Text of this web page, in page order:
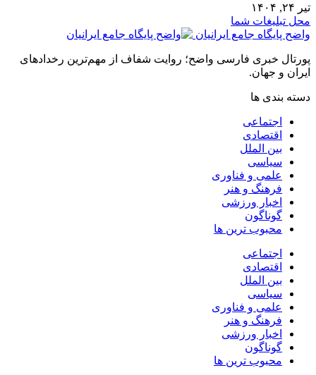
تیر ۲۴, ۱۴۰۴
محل تبلیغات شما
واضح پایگاه جامع ایرانیان
پورتال خبری فارسی واضح؛ روایت شفاف از مهم‌ترین رخدادهای
ایران و جهان.
دسته بندی ها
اجتماعی
اقتصادی
بین الملل
سیاسی
علمی و فناوری
فرهنگ و هنر
اخبار ورزشی
گوناگون
محبوب ترین ها
اجتماعی
اقتصادی
بین الملل
سیاسی
علمی و فناوری
فرهنگ و هنر
اخبار ورزشی
گوناگون
محبوب ترین ها